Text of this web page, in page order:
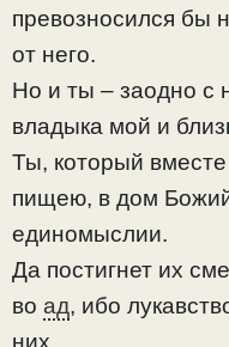
превозносился бы
от него.
Но и ты – заодно с
владыка мой и
Ты, который
пищею, в дом
единомыслии.
Да постигнет их
во ад, ибо
них.